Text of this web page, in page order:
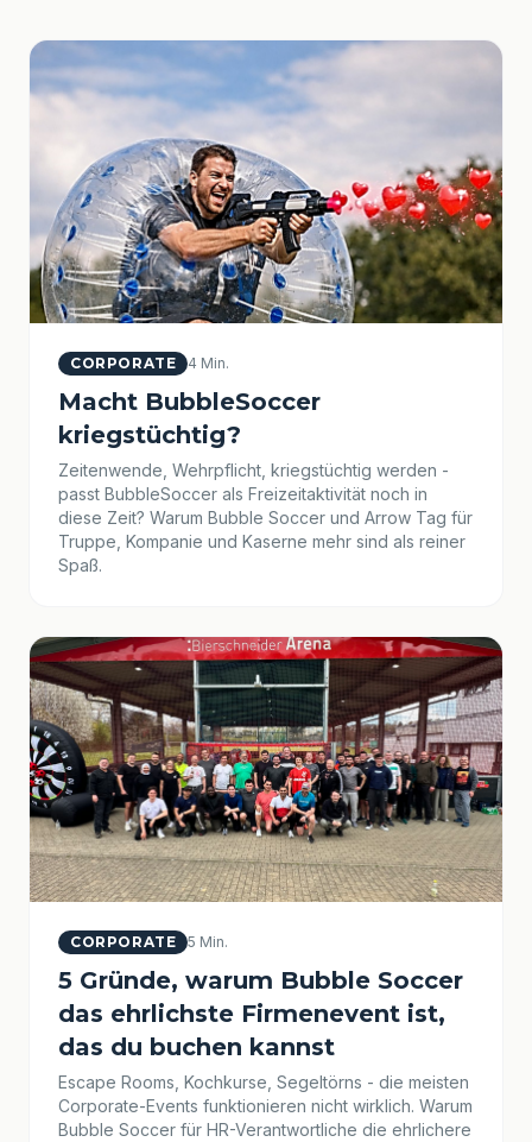
CORPORATE 4 Min.
Macht BubbleSoccer
kriegstüchtig?
Zeitenwende, Wehrpflicht, kriegstüchtig werden -
passt BubbleSoccer als Freizeitaktivität noch in
diese Zeit? Warum Bubble Soccer und Arrow Tag für
Truppe, Kompanie und Kaserne mehr sind als reiner
Spaß.
CORPORATE 5 Min.
5 Gründe, warum Bubble Soccer
das ehrlichste Firmenevent ist,
das du buchen kannst
Escape Rooms, Kochkurse, Segeltörns - die meisten
Corporate-Events funktionieren nicht wirklich. Warum
Bubble Soccer für HR-Verantwortliche die ehrlichere